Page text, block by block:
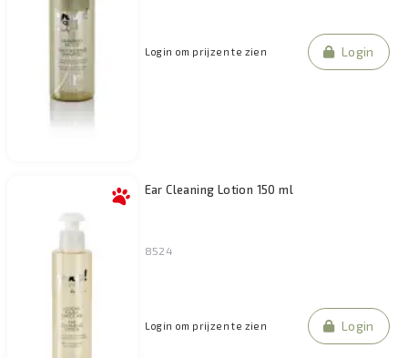
Login om prijzen te zien Login
Ear Cleaning Lotion 150 ml
8524
Login om prijzen te zien Login